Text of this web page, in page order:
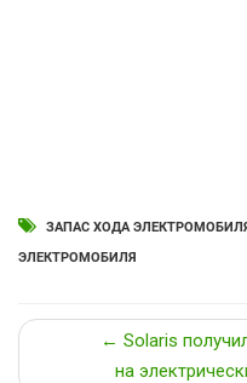
ЗАПАС ХОДА
ЭЛЕКТРОМОБИЛЯ
← Solaris
на